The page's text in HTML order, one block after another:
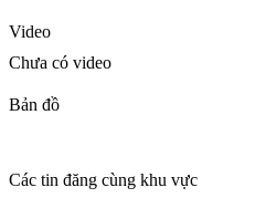
Video
Chưa có video
Bản đồ
Các tin đăng cùng khu vực